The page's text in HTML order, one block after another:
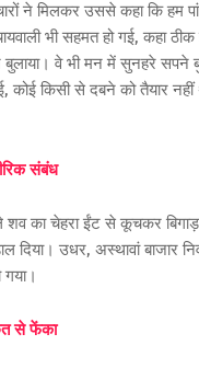
ने मिलकर उससे कहा कि हम
भी सहमत हो गई, कहा ठीक
बुलाया। वे भी मन में सुनहरे सपने
कोई किसी से दबने को तैयार
संबंध
का चेहरा ईंट से कूचकर
उधर, अस्थावां बाजार
से फेंका